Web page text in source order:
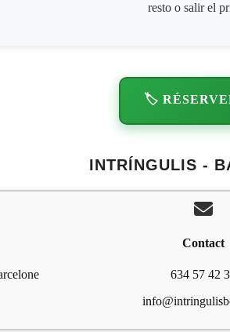
resto o salir el
🏷️
INTRÍNGULIS -
Contact
634 57 42